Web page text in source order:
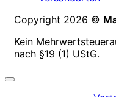
Copyright 2026 ©
Kein
nach §19 (1) UStG.